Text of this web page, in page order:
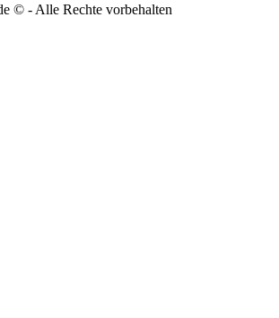
© - Alle Rechte vorbehalten